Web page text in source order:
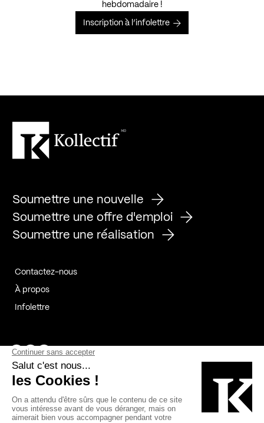
hebdomadaire !
Inscription à l’infolettre
Soumettre une nouvelle
Soumettre une offre d'emploi
Soumettre une réalisation
Contactez-nous
À propos
Infolettre
Page Facebook de Kollectif
Page Instagram de Kollectif
Page Linkedin de Kollectif